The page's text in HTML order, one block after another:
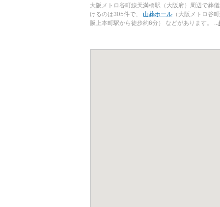
大阪メトロ谷町線天満橋駅（大阪府）周辺で葬
けるのは305件で、 山葬ホール （大阪メトロ谷
阪上本町駅から徒歩約6分） などがあります。